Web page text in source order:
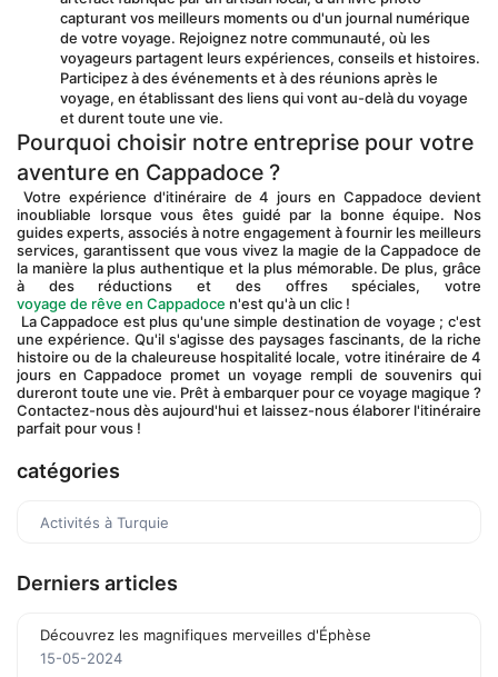
capturant vos meilleurs moments ou d'un journal numérique
de votre voyage. Rejoignez notre communauté, où les
voyageurs partagent leurs expériences, conseils et histoires.
Participez à des événements et à des réunions après le
voyage, en établissant des liens qui vont au-delà du voyage
et durent toute une vie.
Pourquoi choisir notre entreprise pour votre
aventure en Cappadoce ?
Votre expérience d'itinéraire de 4 jours en Cappadoce devient
inoubliable lorsque vous êtes guidé par la bonne équipe. Nos
guides experts, associés à notre engagement à fournir les meilleurs
services, garantissent que vous vivez la magie de la Cappadoce de
la manière la plus authentique et la plus mémorable. De plus, grâce
à des réductions et des offres spéciales, votre
voyage de rêve en Cappadoce n'est qu'à un clic !
une expérience. Qu'il s'agisse des paysages fascinants, de la riche
histoire ou de la chaleureuse hospitalité locale, votre itinéraire de 4
jours en Cappadoce promet un voyage rempli de souvenirs qui
dureront toute une vie. Prêt à embarquer pour ce voyage magique ?
Contactez-nous dès aujourd'hui et laissez-nous élaborer l'itinéraire
parfait pour vous !
catégories
Activités à Turquie
Derniers articles
Découvrez les magnifiques merveilles d'Éphèse
15-05-2024